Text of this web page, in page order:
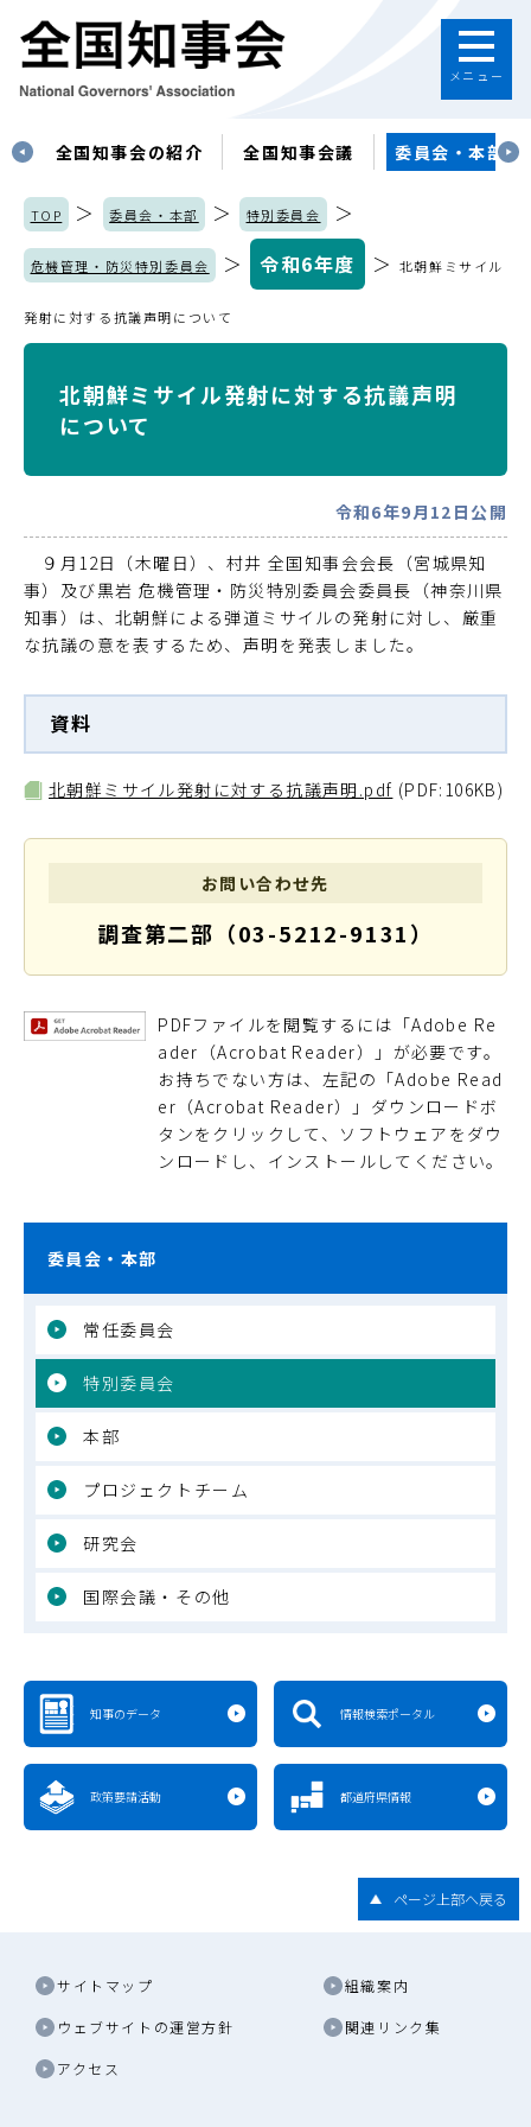
メニュー
全国知事会の紹介 全国知事会議 委員会・本部
TOP ＞ 委員会・本部 ＞ 特別委員会 ＞
危機管理・防災特別委員会 ＞ 令和6年度 ＞ 北朝鮮ミサイル
発射に対する抗議声明について
北朝鮮ミサイル発射に対する抗議声明
について
令和6年9月12日公開
９月12日（木曜日）、村井 全国知事会会長（宮城県知
事）及び黒岩 危機管理・防災特別委員会委員長（神奈川県
知事）は、北朝鮮による弾道ミサイルの発射に対し、厳重
な抗議の意を表するため、声明を発表しました。
資料
北朝鮮ミサイル発射に対する抗議声明.pdf (PDF:106KB)
お問い合わせ先
調査第二部（03-5212-9131）
PDFファイルを閲覧するには「Adobe Re
ader（Acrobat Reader）」が必要です。
お持ちでない方は、左記の「Adobe Read
er（Acrobat Reader）」ダウンロードボ
タンをクリックして、ソフトウェアをダウ
ンロードし、インストールしてください。
委員会・本部
常任委員会
特別委員会
本部
プロジェクトチーム
研究会
国際会議・その他
知事のデータ 情報検索ポータル
政策要請活動 都道府県情報
ページ上部へ戻る
サイトマップ 組織案内
ウェブサイトの運営方針 関連リンク集
アクセス